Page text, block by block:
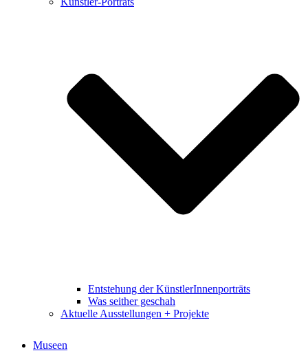
Entstehung der KünstlerInnenporträts
Was seither geschah
Aktuelle Ausstellungen + Projekte
Museen